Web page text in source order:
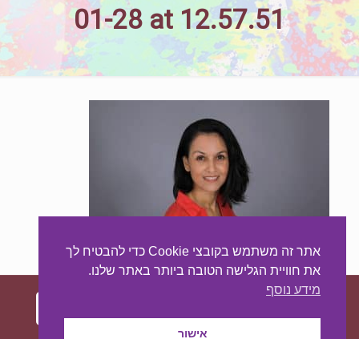
01-28 at 12.57.51
אתר זה משתמש בקובצי Cookie כדי להבטיח לך
את חוויית הגלישה הטובה ביותר באתר שלנו.
מידע נוסף
אישור